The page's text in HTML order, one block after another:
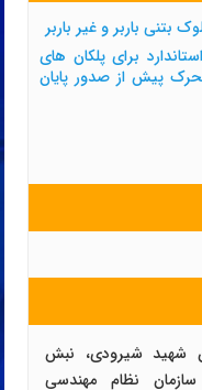
بتنی باربر و غیر باربر
برای پلکان های
پیش از صدور پایان
1: خیابان شهید شیرودی، نبش
نظام مهندسی